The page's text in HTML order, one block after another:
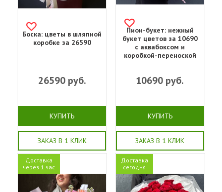
Боска: цветы в шляпной
коробке за 26590
26590руб.
КУПИТЬ
ЗАКАЗ В 1 КЛИК
Пион-букет: нежный
букет цветов за 10690
с аквабоксом и
коробкой-переноской
10690 руб.
КУПИТЬ
ЗАКАЗ В 1 КЛИК
Доставка
через 1 час
Доставка
сегодня